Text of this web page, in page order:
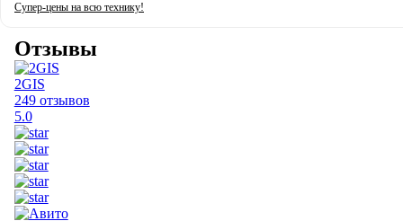
Супер-цены на всю технику!
Отзывы
2GIS
249 отзывов
5.0